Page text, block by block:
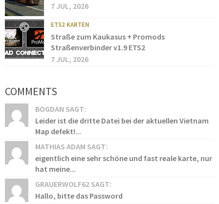
7 JUL, 2026
ETS2 KARTEN
Straße zum Kaukasus + Promods
Straßenverbinder v1.9 ETS2
7 JUL, 2026
COMMENTS
BOGDAN SAGT:
Leider ist die dritte Datei bei der aktuellen Vietnam
Map defekt!...
MATHIAS ADAM SAGT:
eigentlich eine sehr schöne und fast reale karte, nur
hat meine...
GRAUERWOLF62 SAGT:
Hallo, bitte das Password